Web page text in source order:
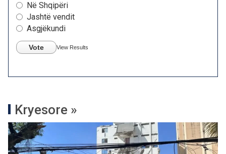
Në Shqipëri
Jashtë vendit
Asgjëkundi
Vote View Results
Kryesore »